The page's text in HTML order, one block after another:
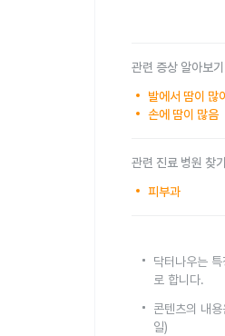
관련 증상 알아보기
발에서 땀이 많
손에 땀이 많음
관련 진료 병원 찾
피부과
닥터나우는
로 합니다.
콘텐츠의 내
일)